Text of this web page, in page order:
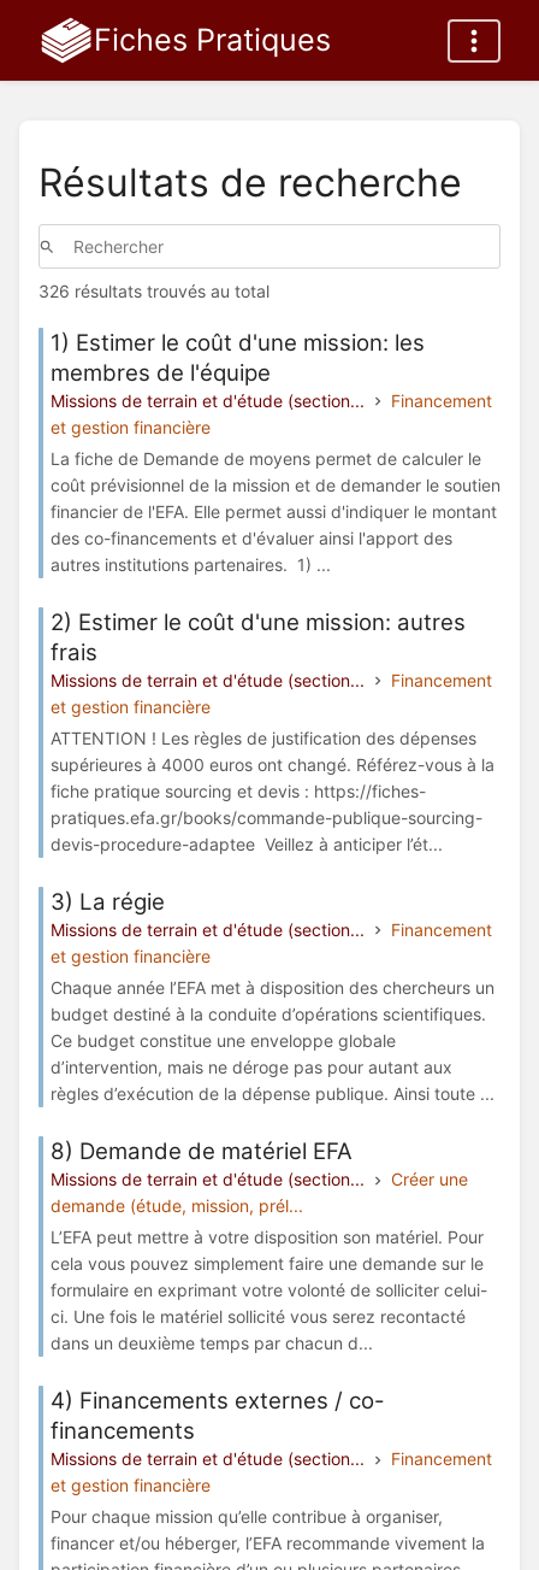
Fiches Pratiques
Résultats de recherche
326 résultats trouvés au total
1) Estimer le coût d'une mission: les
membres de l'équipe
Missions de terrain et d'étude (section...
Financement
et gestion financière
La fiche de Demande de moyens permet de calculer le
coût prévisionnel de la mission et de demander le soutien
financier de l'EFA. Elle permet aussi d'indiquer le montant
des co-financements et d'évaluer ainsi l'apport des
autres institutions partenaires. 1) ...
2) Estimer le coût d'une mission: autres
frais
Missions de terrain et d'étude (section...
Financement
et gestion financière
ATTENTION ! Les règles de justification des dépenses
supérieures à 4000 euros ont changé. Référez-vous à la
fiche pratique sourcing et devis : https://fiches-
pratiques.efa.gr/books/commande-publique-sourcing-
devis-procedure-adaptee Veillez à anticiper l’ét...
3) La régie
Missions de terrain et d'étude (section...
Financement
et gestion financière
Chaque année l’EFA met à disposition des chercheurs un
budget destiné à la conduite d’opérations scientifiques.
Ce budget constitue une enveloppe globale
d’intervention, mais ne déroge pas pour autant aux
règles d’exécution de la dépense publique. Ainsi toute ...
8) Demande de matériel EFA
Missions de terrain et d'étude (section...
Créer une
demande (étude, mission, prél...
L’EFA peut mettre à votre disposition son matériel. Pour
cela vous pouvez simplement faire une demande sur le
formulaire en exprimant votre volonté de solliciter celui-
ci. Une fois le matériel sollicité vous serez recontacté
dans un deuxième temps par chacun d...
4) Financements externes / co-
financements
Missions de terrain et d'étude (section...
Financement
et gestion financière
Pour chaque mission qu’elle contribue à organiser,
financer et/ou héberger, l’EFA recommande vivement la